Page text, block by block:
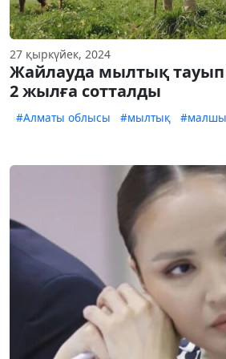
27 қыркүйек, 2024
Жайлауда мылтық
2 жылға сотталды
#Алматы облысы #мылтық #малшы